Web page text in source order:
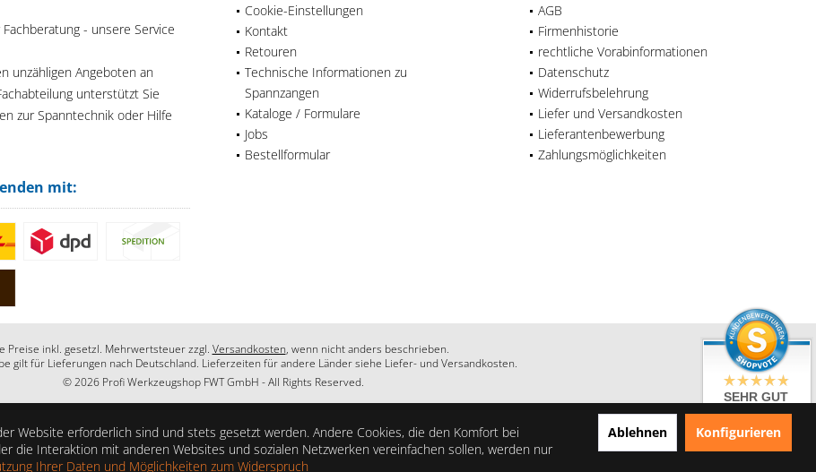
- unsere Service
unzähligen Angeboten an
unterstützt Sie
zur Spanntechnik oder Hilfe
Cookie-Einstellungen
Kontakt
Retouren
Technische Informationen zu
Spannzangen
Kataloge / Formulare
Jobs
Bestellformular
AGB
Firmenhistorie
rechtliche Vorabinformationen
Datenschutz
Widerrufsbelehrung
Liefer und Versandkosten
Lieferantenbewerbung
Zahlungsmöglichkeiten
mit:
Preise inkl. gesetzl. Mehrwertsteuer zzgl. Versandkosten, wenn nicht anders beschrieben.
gilt für Lieferungen nach Deutschland. Lieferzeiten für andere Länder siehe Liefer- und Versandkosten.
© 2026 Profi Werkzeugshop FWT GmbH - All Rights Reserved.
Website erforderlich sind und stets gesetzt werden. Andere Cookies, die den Komfort bei
die Interaktion mit anderen Websites und sozialen Netzwerken vereinfachen sollen, werden nur
Ihrer Daten und Möglichkeiten zum Widerspruch
Ablehnen Konfigurieren
SEHR GUT
aus 28 Bewertungen
bei: shopauskunft.de,